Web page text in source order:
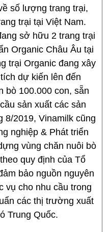
số lượng trang trại,
trại tại Việt Nam.
sở hữu 2 trang trại
Organic Châu Âu tại
trại Organic đang xây
dự kiến lên đến
bò 100.000 con, sẵn
sản xuất các sản
8/2019, Vinamilk cũng
nghiệp & Phát triển
vùng chăn nuôi bò
quy định của Tổ
bảo nguồn nguyên
vụ cho nhu cầu trong
các thị trường xuất
Trung Quốc.